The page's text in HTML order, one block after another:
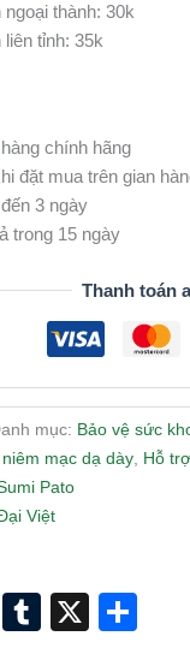
thành: 30k
tỉnh: 35k
chính hãng
đặt mua trên gian
3 ngày
trong 15 ngày
Thanh toán
mục: Bảo vệ sức
mạc dạ dày, Hỗ
Pato
Việt
LinkedIn
Tumblr
X